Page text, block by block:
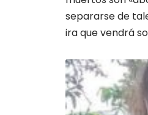
separarse de
ira que vendrá